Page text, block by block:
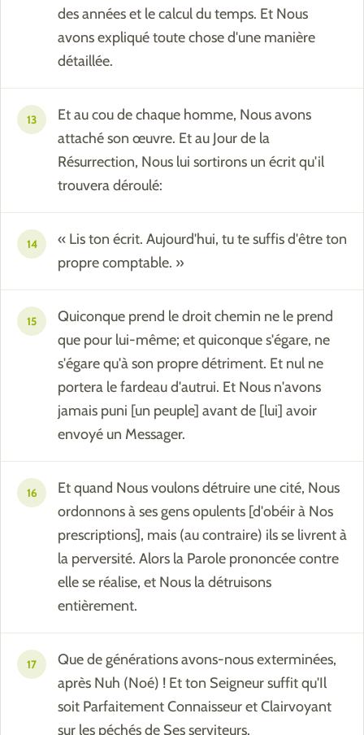
des années et le calcul du temps. Et Nous
avons expliqué toute chose d'une manière
détaillée.
13
Et au cou de chaque homme, Nous avons
attaché son œuvre. Et au Jour de la
Résurrection, Nous lui sortirons un écrit qu'il
trouvera déroulé:
14
« Lis ton écrit. Aujourd'hui, tu te suffis d'être ton
propre comptable. »
15
Quiconque prend le droit chemin ne le prend
que pour lui-même; et quiconque s'égare, ne
s'égare qu'à son propre détriment. Et nul ne
portera le fardeau d'autrui. Et Nous n'avons
jamais puni [un peuple] avant de [lui] avoir
envoyé un Messager.
16
Et quand Nous voulons détruire une cité, Nous
ordonnons à ses gens opulents [d'obéir à Nos
prescriptions], mais (au contraire) ils se livrent à
la perversité. Alors la Parole prononcée contre
elle se réalise, et Nous la détruisons
entièrement.
17
Que de générations avons-nous exterminées,
après Nuh (Noé) ! Et ton Seigneur suffit qu'Il
soit Parfaitement Connaisseur et Clairvoyant
sur les péchés de Ses serviteurs.